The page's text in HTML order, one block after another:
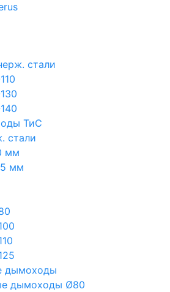
стали
ТиС
стали
мм
мм
дымоходы
дымоходы Ø80